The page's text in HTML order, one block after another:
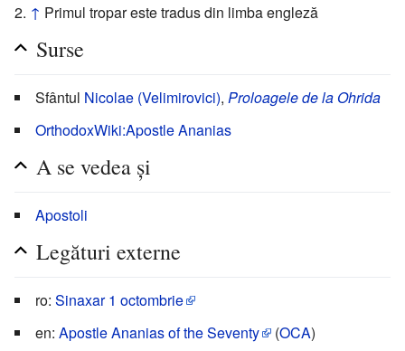
↑ Primul tropar este tradus din limba engleză
Surse
Sfântul Nicolae (Velimirovici), Proloagele de la Ohrida
OrthodoxWiki:Apostle Ananias
A se vedea și
Apostoli
Legături externe
ro: Sinaxar 1 octombrie
en: Apostle Ananias of the Seventy (OCA)